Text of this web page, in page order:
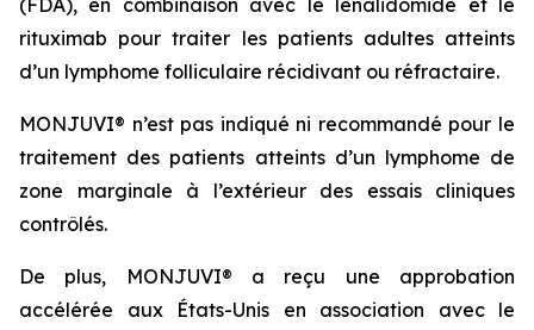
(FDA), en combinaison avec le lénalidomide et le
rituximab pour traiter les patients adultes atteints
d’un lymphome folliculaire récidivant ou réfractaire.
MONJUVI® n’est pas indiqué ni recommandé pour le
traitement des patients atteints d’un lymphome de
zone marginale à l’extérieur des essais cliniques
contrôlés.
De plus, MONJUVI® a reçu une approbation
accélérée aux États-Unis en association avec le